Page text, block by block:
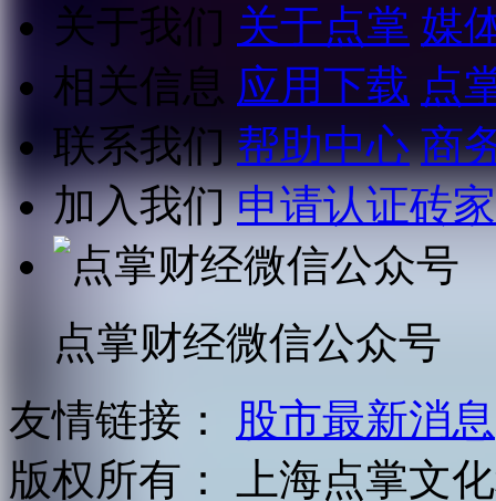
关于我们 关于点掌 媒
相关信息 应用下载 点
联系我们 帮助中心 商
加入我们 申请认证砖家
点掌财经微信公众号
友情链接：
股市最新消息
版权所有：
上海点掌文